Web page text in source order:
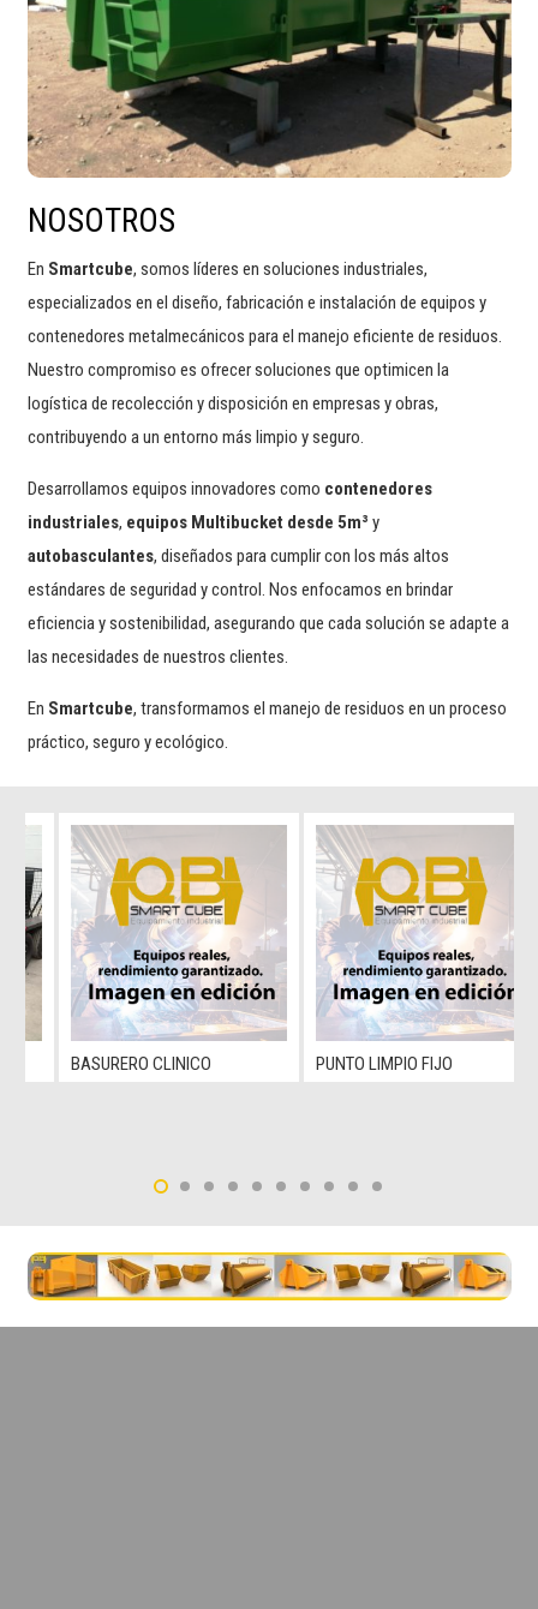
NOSOTROS
En Smartcube, somos líderes en soluciones industriales,
especializados en el diseño, fabricación e instalación de equipos y
contenedores metalmecánicos para el manejo eficiente de residuos.
Nuestro compromiso es ofrecer soluciones que optimicen la
logística de recolección y disposición en empresas y obras,
contribuyendo a un entorno más limpio y seguro.
Desarrollamos equipos innovadores como contenedores
industriales, equipos Multibucket desde 5m³ y
autobasculantes, diseñados para cumplir con los más altos
estándares de seguridad y control. Nos enfocamos en brindar
eficiencia y sostenibilidad, asegurando que cada solución se adapte a
las necesidades de nuestros clientes.
En Smartcube, transformamos el manejo de residuos en un proceso
práctico, seguro y ecológico.
BASURERO CLINICO PUNTO LIMPIO FIJO